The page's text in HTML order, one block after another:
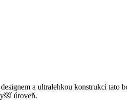
a ultralehkou konstrukcí tato
úroveň.